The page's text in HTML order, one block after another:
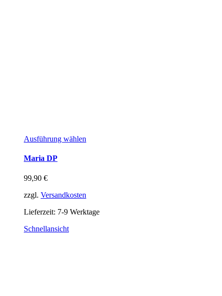
Ausführung wählen
Maria DP
99,90 €
zzgl. Versandkosten
Lieferzeit: 7-9 Werktage
Schnellansicht